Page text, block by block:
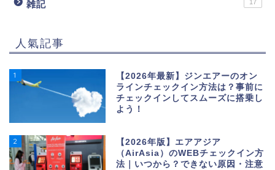
雑記 17
人氣記事
1
【2026年最新】ジンエアーのオン
ラインチェックイン方法は？事前に
チェックインしてスムーズに搭乗し
よう！
2
【2026年版】エアアジア
（AirAsia）のWEBチェックイン方
法｜いつから？できない原因・注意